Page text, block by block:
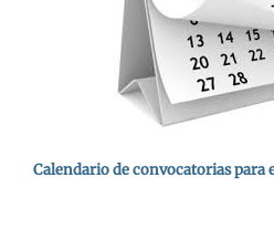
Calendario de convocatorias para